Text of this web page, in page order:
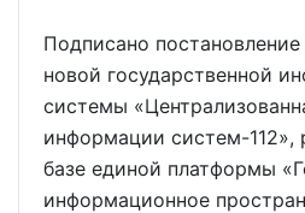
Подписано
новой государственной
системы
информации систем-112»,
базе единой платформы
информационное